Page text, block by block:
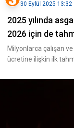
30 Eylül 2025 13:32
2025 yılında
2026 için de
Milyonlarca çalışan
ücretine ilişkin ilk